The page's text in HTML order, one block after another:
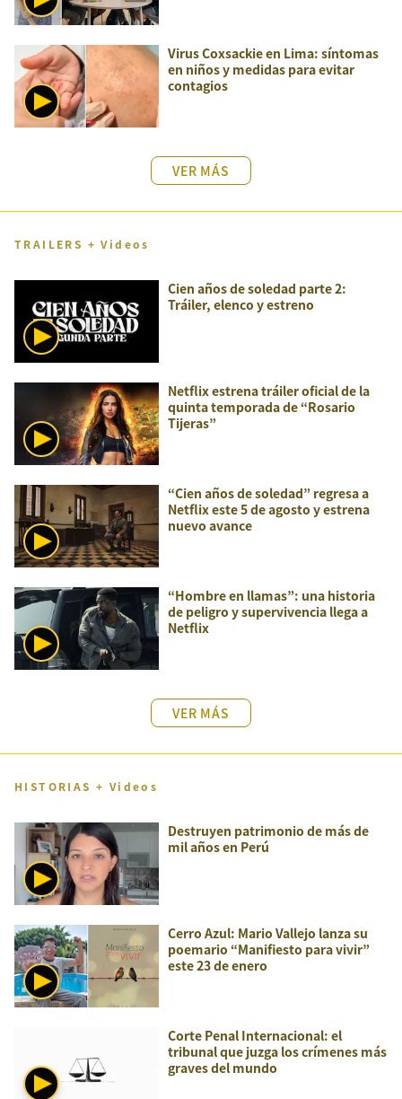
Virus Coxsackie en Lima: síntomas
en niños y medidas para evitar
contagios
VER MÁS
TRAILERS + Videos
Cien años de soledad parte 2:
Tráiler, elenco y estreno
Netflix estrena tráiler oficial de la
quinta temporada de “Rosario
Tijeras”
“Cien años de soledad” regresa a
Netflix este 5 de agosto y estrena
nuevo avance
“Hombre en llamas”: una historia
de peligro y supervivencia llega a
Netflix
VER MÁS
HISTORIAS + Videos
Destruyen patrimonio de más de
mil años en Perú
Cerro Azul: Mario Vallejo lanza su
poemario “Manifiesto para vivir”
este 23 de enero
Corte Penal Internacional: el
tribunal que juzga los crímenes más
graves del mundo